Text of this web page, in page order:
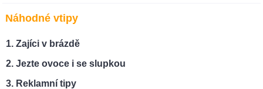
Náhodné vtipy
Zajíci v brázdě
Jezte ovoce i se slupkou
Reklamní tipy